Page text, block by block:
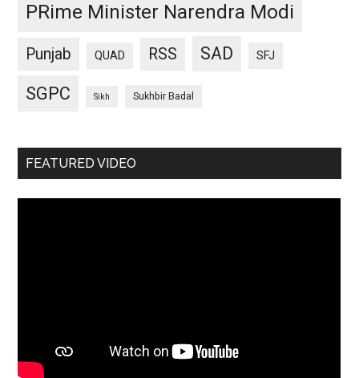
PRime Minister Narendra Modi
Punjab QUAD RSS SAD SFJ
SGPC Sikh Sukhbir Badal
FEATURED VIDEO